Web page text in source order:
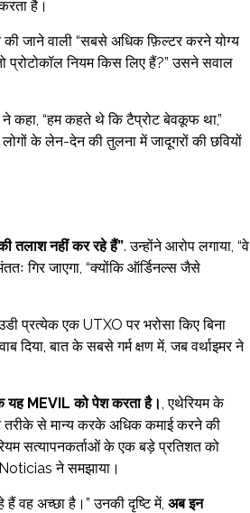
है।
की जाने वाली “सबसे अधिक फ़िल्टर करने योग्य
प्रोटोकॉल नियम किस लिए हैं?” उसने सवाल
ने कहा, “हम कहते थे कि टैप्रोट बेवकूफ था,”
के लेन-देन की तुलना में जादूगरों की छवियों
तलाश नहीं कर रहे हैं”. उन्होंने आरोप लगाया, “वे
गिर जाएगा, “क्योंकि ऑर्डिनल्स जैसे
प्रत्येक एक UTXO पर भरोसा किए बिना
बात के सबसे गर्म क्षण में, जब वर्थाइमर ने
यह MEVIL को पेश करता है।, एथेरियम के
तरीके से मान्य करके अधिक कमाई करने की
सत्यापनकर्ताओं के एक बड़े प्रतिशत को
ने समझाया।
हैं वह अच्छा है।” उनकी दृष्टि में, अब इन